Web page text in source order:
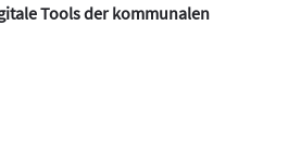
Tools der kommunalen